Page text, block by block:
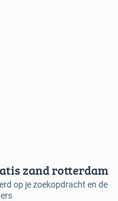
zand rotterdam
op je zoekopdracht en de